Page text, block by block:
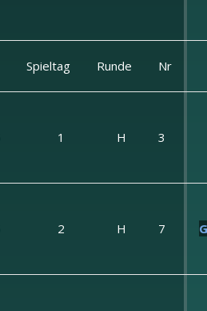
Spieltag Runde Nr
1 H 3
2 H 7